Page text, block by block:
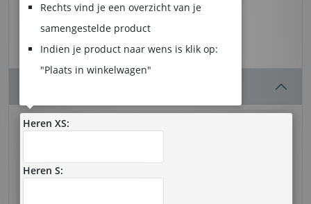
Basic-T
(promotioneel)
Heren XS:
Heren S:
Rechts vind je een overzicht van je
samengestelde product
Indien je product naar wens is klik op:
"Plaats in winkelwagen"